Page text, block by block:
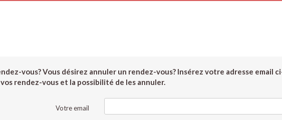
vous? Vous désirez annuler un rendez-vous? Insérez votre adresse email
rendez-vous et la possibilité de les annuler.
Votre email